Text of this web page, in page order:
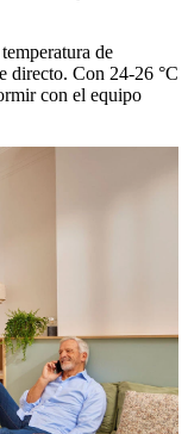
de
directo. Con 24-26 °C
con el equipo